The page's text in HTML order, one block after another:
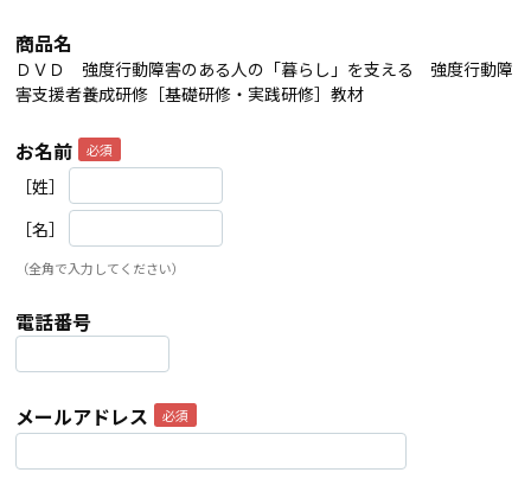
商品名
ＤＶＤ 強度行動障害のある人の「暮らし」を支える 強度行動障
害支援者養成研修［基礎研修・実践研修］教材
お名前
［姓］
［名］
（全角で入力してください）
電話番号
メールアドレス